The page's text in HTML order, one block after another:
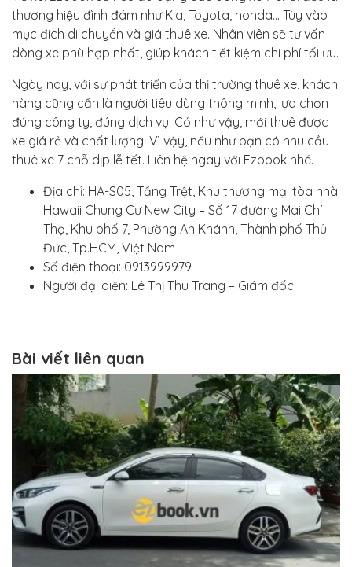
thương hiệu đình đám như Kia, Toyota, honda… Tùy vào
mục đích di chuyển và giá thuê xe. Nhân viên sẽ tư vấn
dòng xe phù hợp nhất, giúp khách tiết kiệm chi phí tối ưu.
Ngày nay, với sự phát triển của thị trường thuê xe, khách
hàng cũng cần là người tiêu dùng thông minh, lựa chọn
đúng công ty, đúng dịch vụ. Có như vậy, mới thuê được
xe giá rẻ và chất lượng. Vì vậy, nếu như bạn có nhu cầu
thuê xe 7 chỗ dịp lễ tết. Liên hệ ngay với Ezbook nhé.
Địa chỉ: HA-S05, Tầng Trệt, Khu thương mại tòa nhà
Hawaii Chung Cư New City – Số 17 đường Mai Chí
Thọ, Khu phố 7, Phường An Khánh, Thành phố Thủ
Đức, Tp.HCM, Việt Nam
Số điện thoại: 0913999979
Người đại diện: Lê Thị Thu Trang – Giám đốc
Bài viết liên quan